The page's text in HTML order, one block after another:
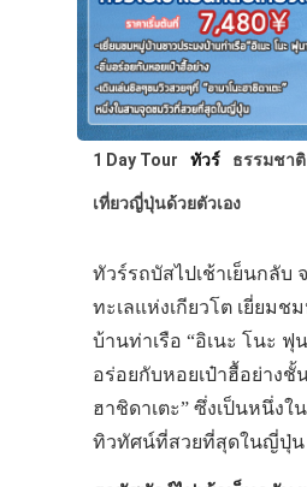
1 Day Tour ทัวร์ ธรรมชาติ
เที่ยวญี่ปุ่นด้วยตัวเอง
ทัวร์รถบัสไปเช้าเย็นกลับ
ทะเลแห่งเกียวโต เยี่ยม
บ้านท่าเรือ “อิเนะ โนะ ฟุ
อร่อยกับหอยเป๋าฮื้อย่างชั้
ฮาชิดาเตะ” ซึ่งเป็นหนึ่งใ
ทิวทัศน์ที่สวยที่สุดในญี่ปุ่น